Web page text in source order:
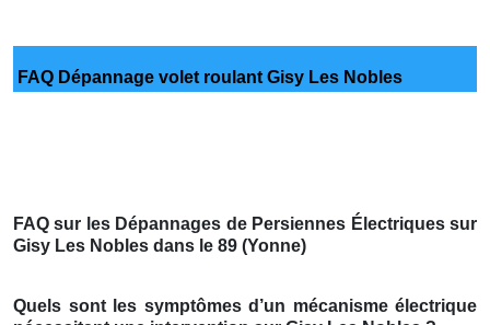
FAQ Dépannage volet roulant Gisy Les Nobles
FAQ sur les Dépannages de Persiennes Électriques sur
Gisy Les Nobles dans le 89 (Yonne)
Quels sont les symptômes d’un mécanisme électrique